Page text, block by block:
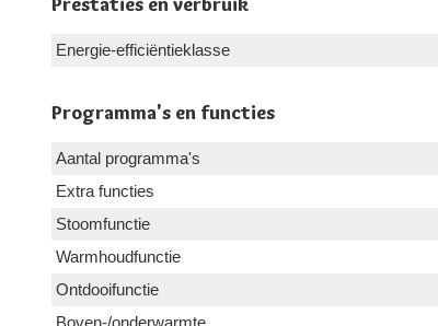
Prestaties en verbruik
Energie-efficiëntieklasse
Programma's en functies
Aantal programma's
Extra functies
Stoomfunctie
Warmhoudfunctie
Ontdooifunctie